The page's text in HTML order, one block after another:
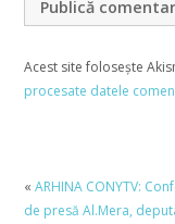
Acest site folosește
procesate datele
« ARHINA CONYTV:
de presă Al.Mera,